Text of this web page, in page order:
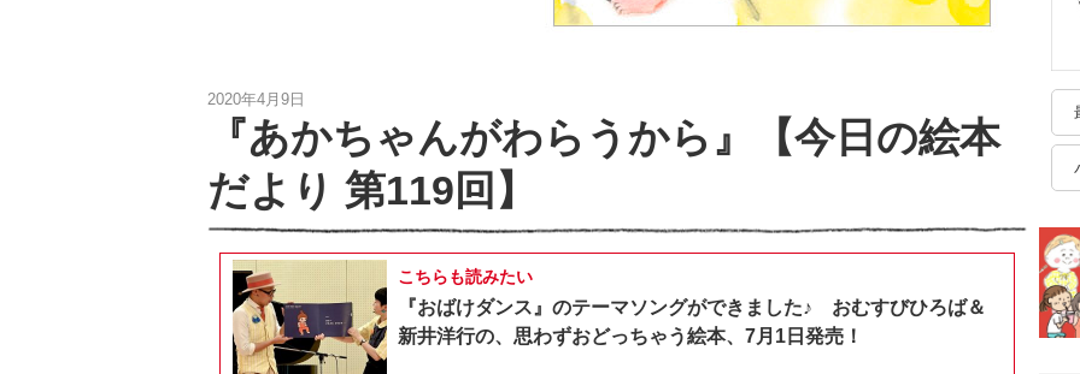
2020年4月9日
『あかちゃんがわらうから』【今日の絵本
だより 第119回】
こちらも読みたい
『おばけダンス』のテーマソングができました♪ おむすびひろば＆
新井洋行の、思わずおどっちゃう絵本、7月1日発売！